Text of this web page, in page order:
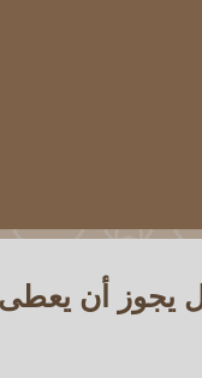
يجوز أن